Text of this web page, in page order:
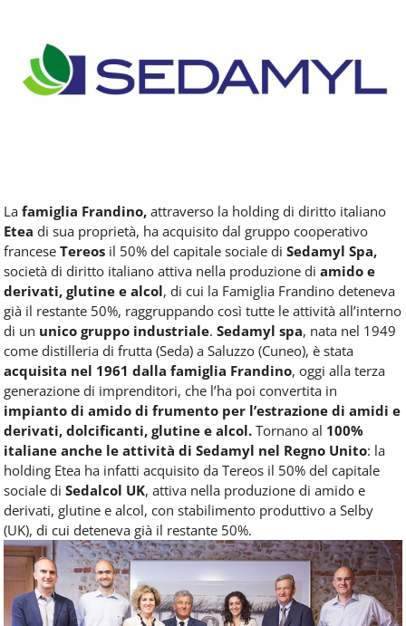
tutte
le
novità
La famiglia Frandino, attraverso la holding di diritto italiano
Etea di sua proprietà, ha acquisito dal gruppo cooperativo
francese Tereos il 50% del capitale sociale di Sedamyl Spa,
società di diritto italiano attiva nella produzione di amido e
derivati, glutine e alcol, di cui la Famiglia Frandino deteneva
già il restante 50%, raggruppando così tutte le attività all’interno
di un unico gruppo industriale. Sedamyl spa, nata nel 1949
come distilleria di frutta (Seda) a Saluzzo (Cuneo), è stata
acquisita nel 1961 dalla famiglia Frandino, oggi alla terza
generazione di imprenditori, che l’ha poi convertita in
impianto di amido di frumento per l’estrazione di amidi e
derivati, dolcificanti, glutine e alcol. Tornano al 100%
italiane anche le attività di Sedamyl nel Regno Unito: la
holding Etea ha infatti acquisito da Tereos il 50% del capitale
sociale di Sedalcol UK, attiva nella produzione di amido e
derivati, glutine e alcol, con stabilimento produttivo a Selby
(UK), di cui deteneva già il restante 50%.